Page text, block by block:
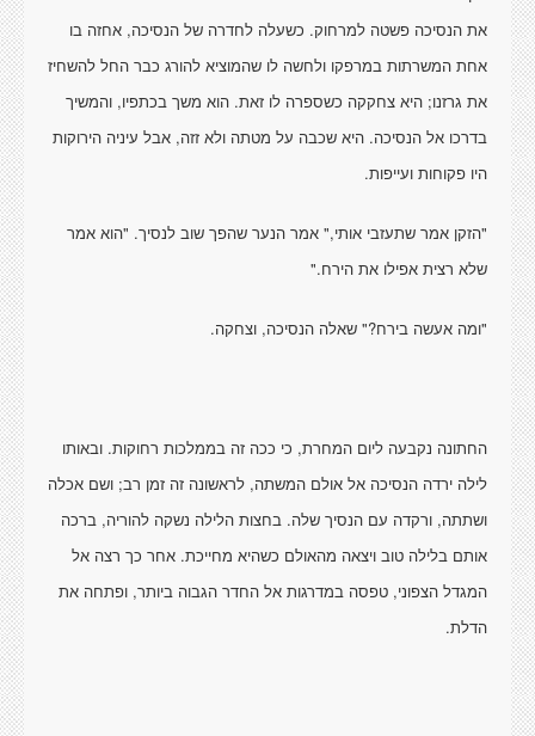
את הנסיכה פשטה למרחוק. כשעלה לחדרה של הנסיכה, אחזה בו
אחת המשרתות במרפקו ולחשה לו שהמוציא להורג כבר החל להשחיז
את גרזנו; היא צחקקה כשספרה לו זאת. הוא משך בכתפיו, והמשיך
בדרכו אל הנסיכה. היא שכבה על מטתה ולא זזה, אבל עיניה הירוקות
היו פקוחות ועייפות.
"הזקן אמר שתעזבי אותי," אמר הנער שהפך שוב לנסיך. "הוא אמר
שלא רצית אפילו את הירח."
"ומה אעשה בירח?" שאלה הנסיכה, וצחקה.
החתונה נקבעה ליום המחרת, כי ככה זה בממלכות רחוקות. ובאותו
לילה ירדה הנסיכה אל אולם המשתה, לראשונה זה זמן רב; ושם אכלה
ושתתה, ורקדה עם הנסיך שלה. בחצות הלילה נשקה להוריה, ברכה
אותם בלילה טוב ויצאה מהאולם כשהיא מחייכת. אחר כך רצה אל
המגדל הצפוני, טפסה במדרגות אל החדר הגבוה ביותר, ופתחה את
הדלת.